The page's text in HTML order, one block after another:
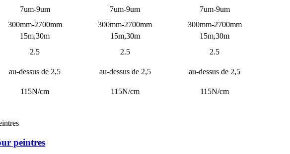
7um-9um 7um-9um
7um-9um
300mm-2700mm 300mm-2700mm
300mm-2700mm
15m,30m 15m,30m
15m,30m
2.5 2.5
2.5
au-dessus de 2,5 au-dessus de 2,5
au-dessus de 2,5
115N/cm 115N/cm
115N/cm
peintres